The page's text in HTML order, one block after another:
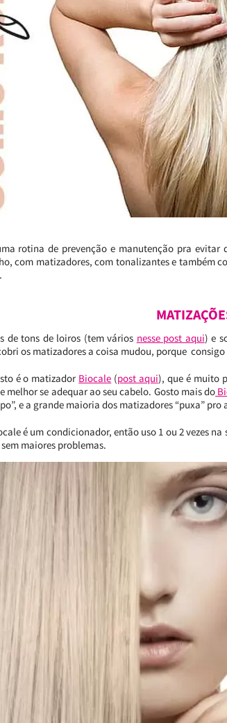
rotina de prevenção e manutenção pra evitar
com matizadores, com tonalizantes e também
de tons de loiros (tem vários nesse post aqui) e
os matizadores a coisa mudou, porque
é o matizador Biocale (post aqui), que é muito
melhor se adequar ao seu cabelo. Gosto mais do
e a grande maioria dos matizadores “puxa”
é um condicionador, então uso 1 ou 2 vezes
maiores problemas.